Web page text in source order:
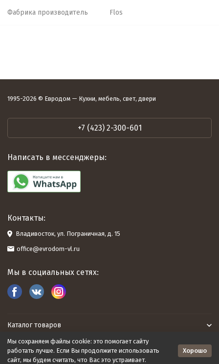
Фабрика производитель Flos
1995-2026 © Евродом — Кухни, мебель, свет, двери
+7 (423) 2-300-601
Написать в мессенджеры:
Контакты:
Владивосток, ул. Пограничная, д. 15
office@evrodom-vl.ru
Мы в социальных сетях:
Каталог товаров
Евродом
Мы сохраняем файлы cookie: это помогает сайту
работать лучше. Если Вы продолжите использовать
сайт, мы будем считать, что Вас это устраивает.
Хорошо